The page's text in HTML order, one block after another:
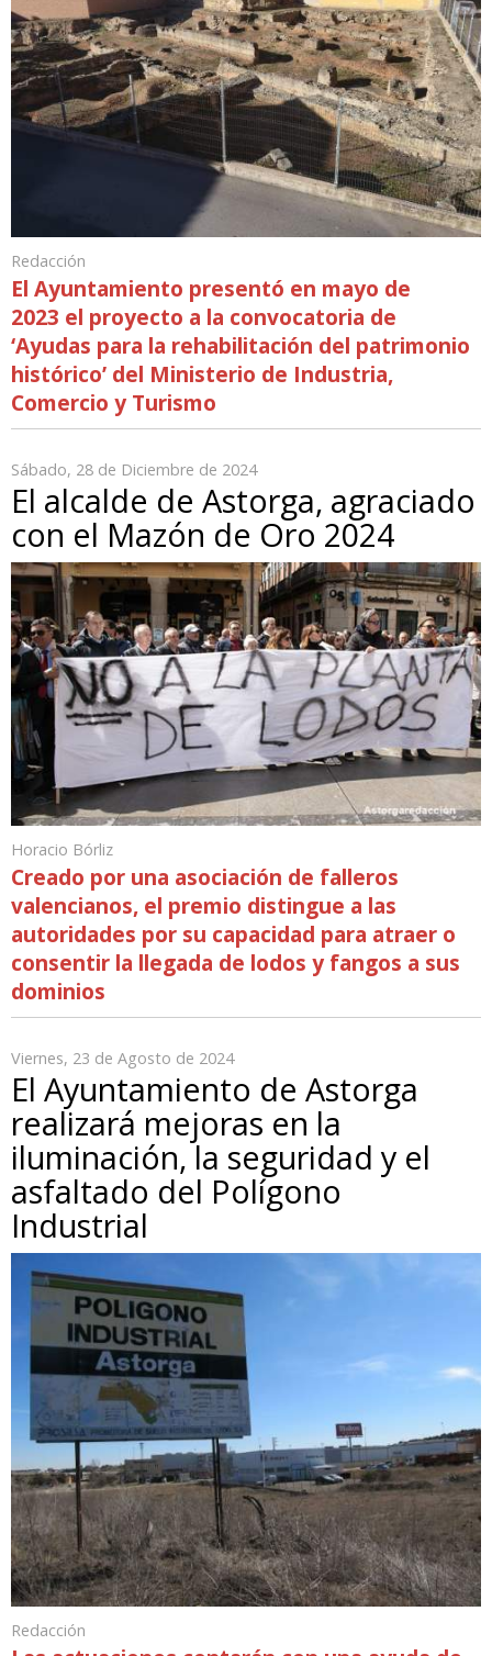
Redacción
El Ayuntamiento presentó en mayo de
2023 el proyecto a la convocatoria de
‘Ayudas para la rehabilitación del patrimonio
histórico’ del Ministerio de Industria,
Comercio y Turismo
Sábado, 28 de Diciembre de 2024
El alcalde de Astorga, agraciado
con el Mazón de Oro 2024
Horacio Bórliz
Creado por una asociación de falleros
valencianos, el premio distingue a las
autoridades por su capacidad para atraer o
consentir la llegada de lodos y fangos a sus
dominios
Viernes, 23 de Agosto de 2024
El Ayuntamiento de Astorga
realizará mejoras en la
iluminación, la seguridad y el
asfaltado del Polígono
Industrial
Redacción